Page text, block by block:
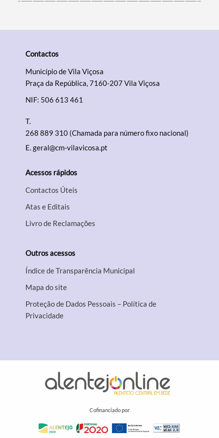
Contactos
Município de Vila Viçosa
Praça da República, 7160-207 Vila Viçosa
NIF: 506 613 461
T.
268 889 310 (Chamada para número fixo nacional)
E.geral@cm-vilavicosa.pt
Acessos rápidos
Contactos Úteis
Atas e Editais
Livro de Reclamações
Outros acessos
Índice de Transparência Municipal
Mapa do site
Proteção de Dados Pessoais – Política de
Privacidade
Cofinanciado por